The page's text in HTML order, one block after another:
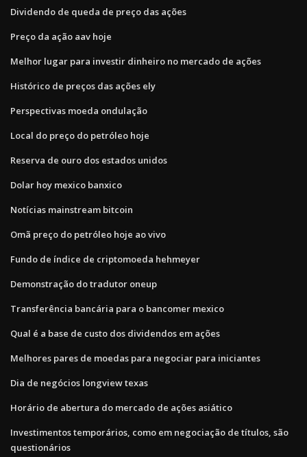
Dividendo de queda de preço das ações
Preço da ação aav hoje
Melhor lugar para investir dinheiro no mercado de ações
Histórico de preços das ações ely
Perspectivas moeda ondulação
Local do preço do petróleo hoje
Reserva de ouro dos estados unidos
Dolar hoy mexico banxico
Notícias mainstream bitcoin
Omã preço do petróleo hoje ao vivo
Fundo de índice de criptomoeda hehmeyer
Demonstração do tradutor oneup
Transferência bancária para o bancomer mexico
Qual é a base de custo dos dividendos em ações
Melhores pares de moedas para negociar para iniciantes
Dia de negócios longview texas
Horário de abertura do mercado de ações asiático
Investimentos temporários, como em negociação de títulos, são
questionários